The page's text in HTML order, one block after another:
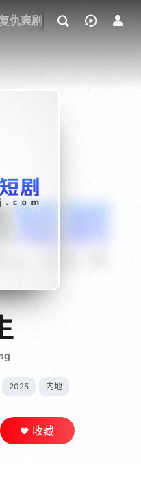
复仇爽剧 玄幻武侠 奇幻
2025 内地
收藏